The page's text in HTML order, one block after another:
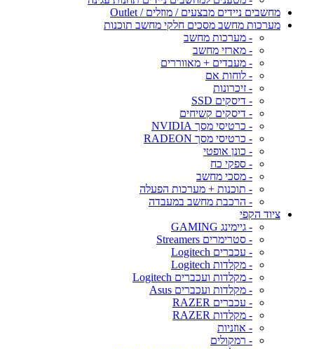
מחשבים ניידים מבצעים / מוזלים / Outlet
מערכות מחשב מסכים חלקי מחשב תוכנות
- מערכות מחשב
- מארזי מחשב
- מעבדים + מאווררים
- לוחות אם
- זיכרונות
- דיסקים SSD
- דיסקים קשיחים
- כרטיסי מסך NVIDIA
- כרטיסי מסך RADEON
- כונן אופטי
- ספקי כח
- מסכי מחשב
- תוכנות + מערכות הפעלה
- הרכבת מחשב במעבדה
ציוד הקפי
- גיימינג GAMING
- סטרימרים Streamers
- עכברים Logitech
- מקלדות Logitech
- מקלדות ועכברים Logitech
- מקלדות ועכברים Asus
- עכברים RAZER
- מקלדות RAZER
- אוזניות
- רמקולים